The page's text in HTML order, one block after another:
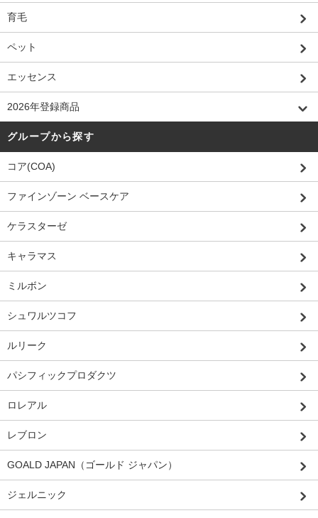
育毛
ペット
エッセンス
2026年登録商品
グループから探す
コア(COA)
ファインゾーン ベースケア
ケラスターゼ
キャラマス
ミルボン
シュワルツコフ
ルリーク
パシフィックプロダクツ
ロレアル
レブロン
GOALD JAPAN（ゴールド ジャパン）
ジェルニック